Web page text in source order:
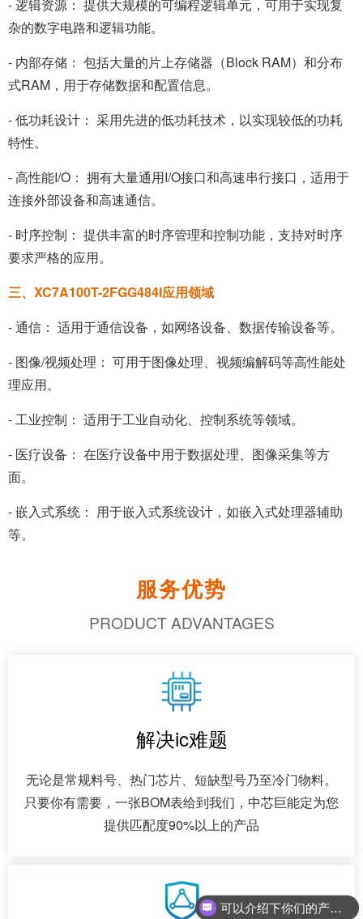
- 逻辑资源： 提供大规模的可编程逻辑单元，可用于实现复
杂的数字电路和逻辑功能。
- 内部存储： 包括大量的片上存储器（Block RAM）和分布
式RAM，用于存储数据和配置信息。
- 低功耗设计： 采用先进的低功耗技术，以实现较低的功耗
特性。
- 高性能I/O： 拥有大量通用I/O接口和高速串行接口，适用于
连接外部设备和高速通信。
- 时序控制： 提供丰富的时序管理和控制功能，支持对时序
要求严格的应用。
三、XC7A100T-2FGG484I应用领域
- 通信： 适用于通信设备，如网络设备、数据传输设备等。
- 图像/视频处理： 可用于图像处理、视频编解码等高性能处
理应用。
- 工业控制： 适用于工业自动化、控制系统等领域。
- 医疗设备： 在医疗设备中用于数据处理、图像采集等方
面。
- 嵌入式系统： 用于嵌入式系统设计，如嵌入式处理器辅助
等。
服务优势
PRODUCT ADVANTAGES
解决ic难题
无论是常规料号、热门芯片、短缺型号乃至冷门物料。
只要你有需要，一张BOM表给到我们，中芯巨能定为您
提供匹配度90%以上的产品
可以介绍下你们的产品么